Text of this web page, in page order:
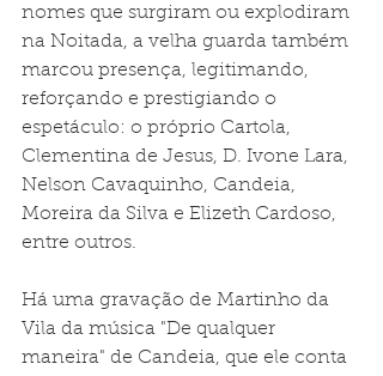
nomes que surgiram ou explodiram
na Noitada, a velha guarda também
marcou presença, legitimando,
reforçando e prestigiando o
espetáculo: o próprio Cartola,
Clementina de Jesus, D. Ivone Lara,
Nelson Cavaquinho, Candeia,
Moreira da Silva e Elizeth Cardoso,
entre outros.
Há uma gravação de Martinho da
Vila da música "De qualquer
maneira" de Candeia, que ele conta